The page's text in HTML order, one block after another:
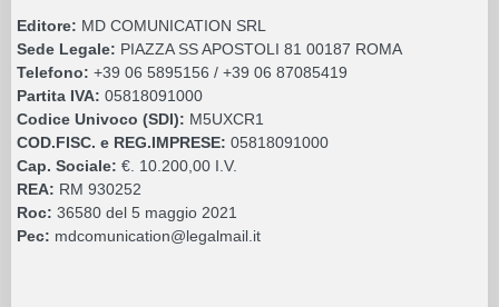
Editore: MD COMUNICATION SRL
Sede Legale: PIAZZA SS APOSTOLI 81 00187 ROMA
Telefono: +39 06 5895156 / +39 06 87085419
Partita IVA: 05818091000
Codice Univoco (SDI): M5UXCR1
COD.FISC. e REG.IMPRESE: 05818091000
Cap. Sociale: €. 10.200,00 I.V.
REA: RM 930252
Roc: 36580 del 5 maggio 2021
Pec: mdcomunication@legalmail.it